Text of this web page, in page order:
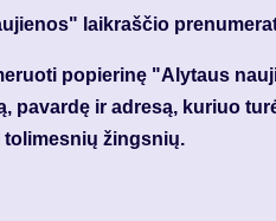
laikraščio
popierinę "Alytaus
pavardę ir adresą, kuriuo
žingsnių.